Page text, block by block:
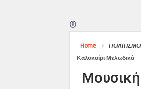
®
Home
Καλοκαίρι Μελωδικά